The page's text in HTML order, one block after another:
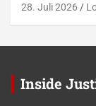
28. Juli 2026
Inside